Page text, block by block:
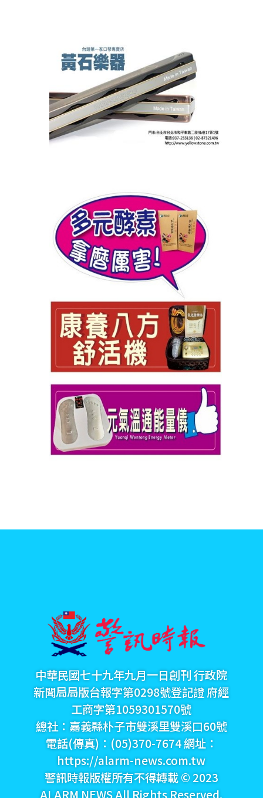
中華民國七十九年九月一日創刊 行政院
新聞局局版台報字第0298號登記證 府經
工商字第1059301570號
總社：嘉義縣朴子市雙溪里雙溪口60號
電話(傳真)：(05)370-7674 網址：
https://alarm-news.com.tw
警訊時報版權所有不得轉載 © 2023
ALARM NEWS All Rights Reserved.